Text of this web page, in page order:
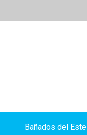
Bañados del Este